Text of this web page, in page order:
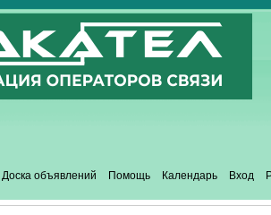
Доска объявлений Помощь Календарь Вход